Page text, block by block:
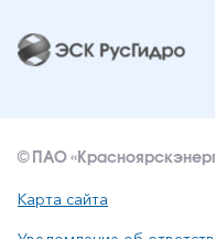
© ПАО
Карта сайта